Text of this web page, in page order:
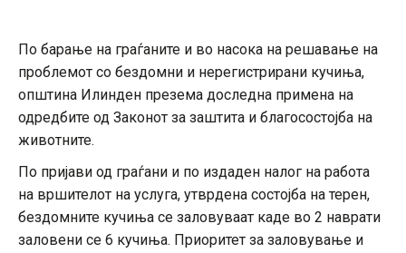
По барање на граѓаните и во насока на решавање на
проблемот со бездомни и нерегистрирани кучиња,
општина Илинден презема доследна примена на
одредбите од Законот за заштита и благосостојба на
животните.
По пријави од граѓани и по издаден налог на работа
на вршителот на услуга, утврдена состојба на терен,
бездомните кучиња се заловуваат каде во 2 наврати
заловени се 6 кучиња. Приоритет за заловување и